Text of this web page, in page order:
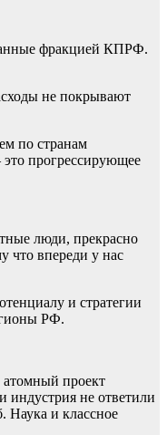
фракцией КПРФ.
не покрывают
по странам
прогрессирующее
люди, прекрасно
что впереди у нас
и стратегии
РФ.
атомный проект
не ответили
Наука и классное